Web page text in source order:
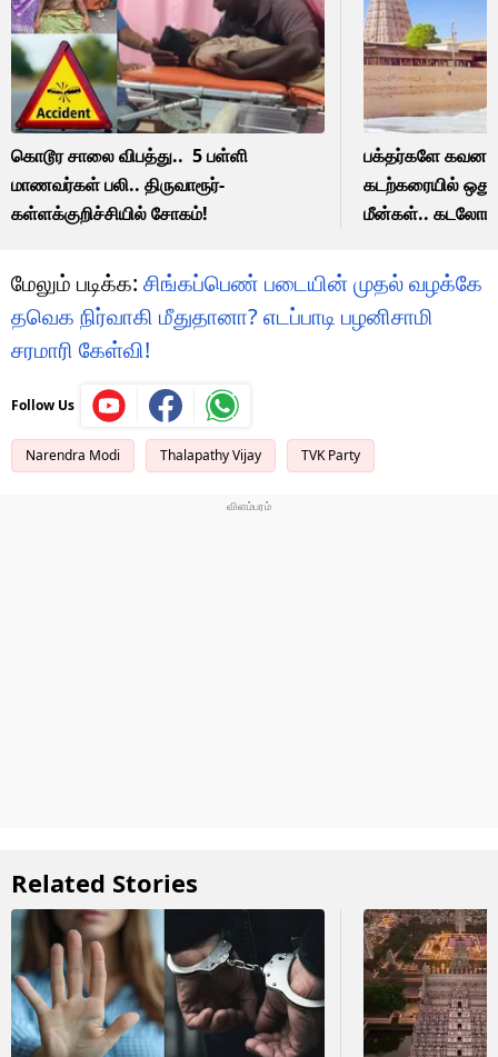
கொடூர சாலை விபத்து.. 5 பள்ளி
மாணவர்கள் பலி.. திருவாரூர்-
கள்ளக்குறிச்சியில் சோகம்!
பக்தர்களே
கடற்கரையில்
மீன்கள்.. கடலோர
மேலும் படிக்க: சிங்கப்பெண் படையின் முதல் வழக்கே
தவெக நிர்வாகி மீதுதானா? எடப்பாடி பழனிசாமி
சரமாரி கேள்வி!
Follow Us
Narendra Modi Thalapathy Vijay TVK Party
Related Stories